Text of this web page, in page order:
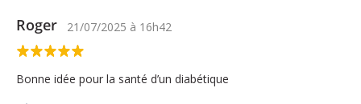
Roger 21/07/2025 à 16h42
Bonne idée pour la santé d’un diabétique